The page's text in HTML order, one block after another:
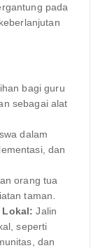
pada
bagi guru
sebagai alat
dalam
dan
orang tua
taman.
Lokal: Jalin
seperti
dan